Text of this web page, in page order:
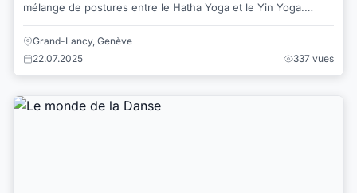
mélange de postures entre le Hatha Yoga et le Yin Yoga.
Grand-Lancy, Genève
22.07.2025
337 vues